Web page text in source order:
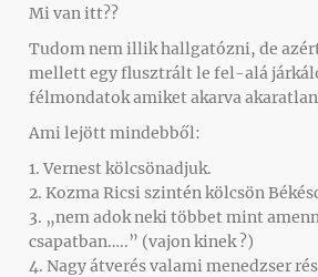
Mi van itt??
Tudom nem illik hallgatózni, de
mellett egy flusztrált le fel-alá
félmondatok amiket akarva
Ami lejött mindebből:
1. Vernest kölcsönadjuk.
2. Kozma Ricsi szintén kölcsön
3. „nem adok neki többet mint
csapatban…..” (vajon kinek ?)
4. Nagy átverés valami menedzser